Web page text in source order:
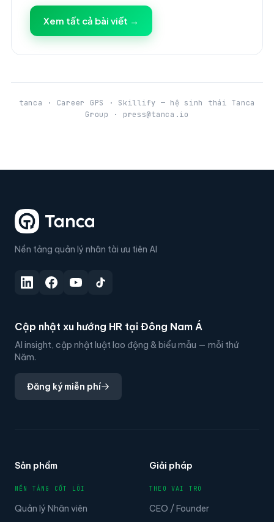
Xem tất cả bài viết →
tanca · Career GPS · Skillify — hệ sinh thái Tanca
Group · press@tanca.io
Nền tảng quản lý nhân tài ưu tiên AI
Cập nhật xu hướng HR tại Đông Nam Á
AI insight, cập nhật luật lao động & biểu mẫu — mỗi thứ
Năm.
Đăng ký miễn phí
Sản phẩm
NỀN TẢNG CỐT LÕI
Quản lý Nhân viên
Giải pháp
THEO VAI TRÒ
CEO / Founder